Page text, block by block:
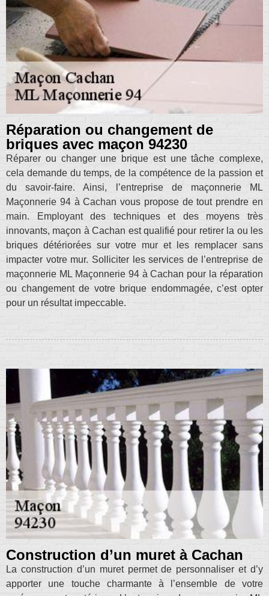
Réparation ou changement de
briques avec maçon 94230
Réparer ou changer une brique est une tâche complexe,
cela demande du temps, de la compétence de la passion et
du savoir-faire. Ainsi, l’entreprise de maçonnerie ML
Maçonnerie 94 à Cachan vous propose de tout prendre en
main. Employant des techniques et des moyens très
innovants, maçon à Cachan est qualifié pour retirer la ou les
briques détériorées sur votre mur et les remplacer sans
impacter votre mur. Solliciter les services de l’entreprise de
maçonnerie ML Maçonnerie 94 à Cachan pour la réparation
ou changement de votre brique endommagée, c’est opter
pour un résultat impeccable.
Construction d’un muret à Cachan
La construction d’un muret permet de personnaliser et d’y
apporter une touche charmante à l’ensemble de votre